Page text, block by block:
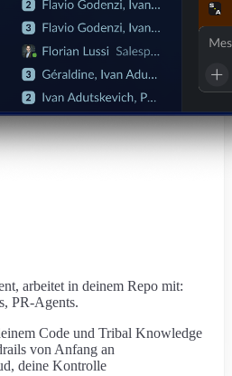
arbeitet in deinem Repo mit:
PR-Agents.
Code und Tribal Knowledge
von Anfang an
deine Kontrolle